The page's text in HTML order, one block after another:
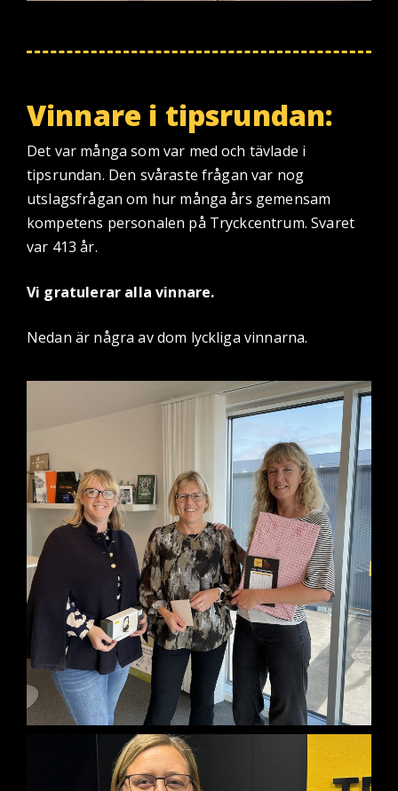
Vinnare i tipsrundan:
Det var många som var med och tävlade i
tipsrundan. Den svåraste frågan var nog
utslagsfrågan om hur många års gemensam
kompetens personalen på Tryckcentrum. Svaret
var 413 år.
Vi gratulerar alla vinnare.
Nedan är några av dom lyckliga vinnarna.